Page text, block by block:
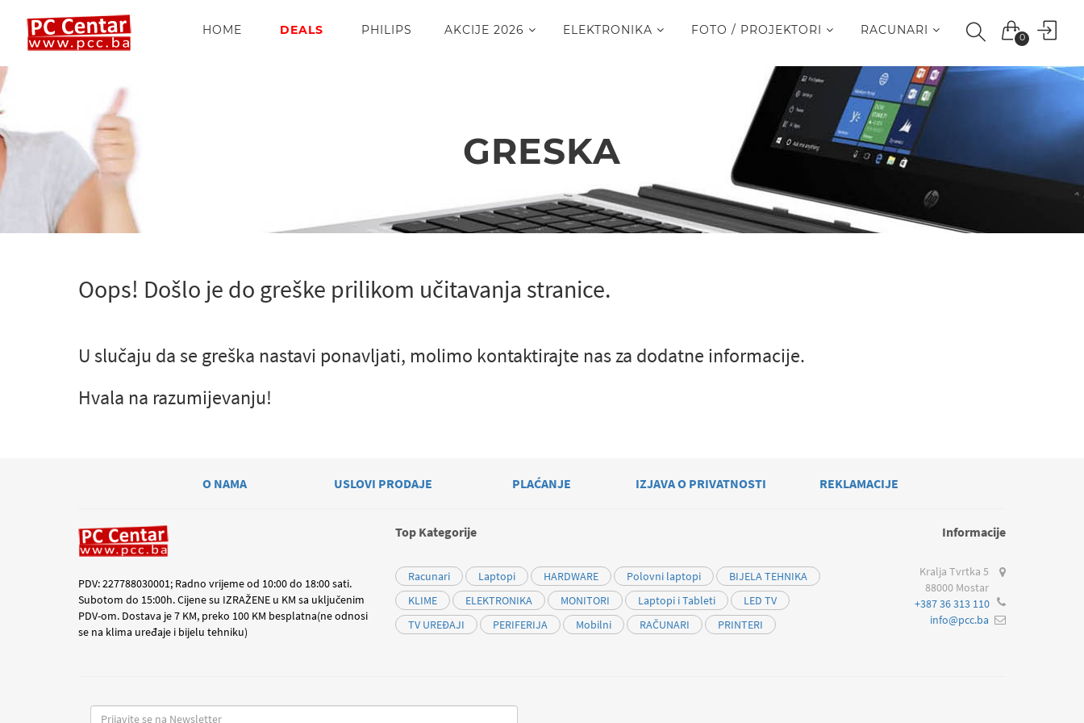
0
HOME DEALS PHILIPS AKCIJE 2026 ELEKTRONIKA FOTO / PROJEKTORI RACUNARI
GRESKA
Oops! Došlo je do greške prilikom učitavanja stranice.
U slučaju da se greška nastavi ponavljati, molimo kontaktirajte nas za dodatne informacije.
Hvala na razumijevanju!
O NAMA USLOVI PRODAJE PLAĆANJE IZJAVA O PRIVATNOSTI REKLAMACIJE
PDV: 227788030001; Radno vrijeme od 10:00 do 18:00 sati.
Subotom do 15:00h. Cijene su IZRAŽENE u KM sa uključenim
PDV-om. Dostava je 7 KM, preko 100 KM besplatna(ne odnosi
se na klima uređaje i bijelu tehniku)
Top Kategorije
Racunari Laptopi HARDWARE Polovni laptopi
BIJELA TEHNIKA
KLIME
ELEKTRONIKA MONITORI Laptopi i Tableti
LED TV
TV UREĐAJI
PERIFERIJA Mobilni RAČUNARI PRINTERI
Informacije
Kralja Tvrtka 5
88000 Mostar
+387 36 313 110
info@pcc.ba